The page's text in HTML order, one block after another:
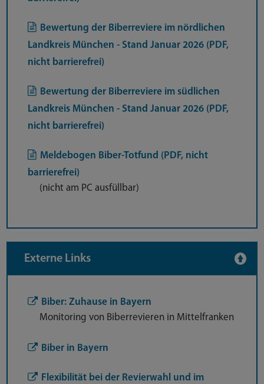
Bewertung der Biberreviere im nördlichen
Landkreis München - Stand Januar 2026 (PDF,
nicht barrierefrei)
Bewertung der Biberreviere im südlichen
Landkreis München - Stand Januar 2026 (PDF,
nicht barrierefrei)
Meldebogen Biber-Totfund (PDF, nicht
barrierefrei)
(nicht am PC ausfüllbar)
Externe Links
Biber: Zuhause in Bayern
Monitoring von Biberrevieren in Mittelfranken
Biber in Bayern
Flexibilität bei der Revierwahl und im